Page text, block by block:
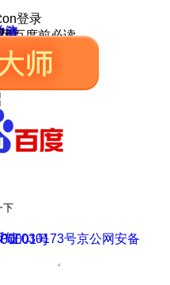
登录
注
藏
心
馈百度前必读
下
馈
证030173号
号